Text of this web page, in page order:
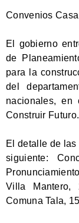
Convenios
El gobierno
de
para la
del
nacionales, en
Construir Futuro.
El detalle de
siguiente:
Villa Mantero,
Comuna Tala,